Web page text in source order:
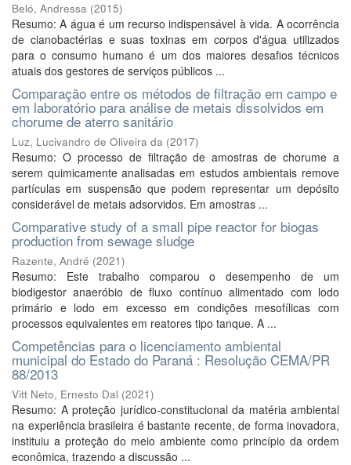
Beló, Andressa (2015)
Resumo: A água é um recurso indispensável à vida. A ocorrência
de cianobactérias e suas toxinas em corpos d'água utilizados
para o consumo humano é um dos maiores desafios técnicos
atuais dos gestores de serviços públicos ...
Comparação entre os métodos de filtração em campo e
em laboratório para análise de metais dissolvidos em
chorume de aterro sanitário
Luz, Lucivandro de Oliveira da (2017)
Resumo: O processo de filtração de amostras de chorume a
serem quimicamente analisadas em estudos ambientais remove
partículas em suspensão que podem representar um depósito
considerável de metais adsorvidos. Em amostras ...
Comparative study of a small pipe reactor for biogas
production from sewage sludge
Razente, André (2021)
Resumo: Este trabalho comparou o desempenho de um
biodigestor anaeróbio de fluxo contínuo alimentado com lodo
primário e lodo em excesso em condições mesofílicas com
processos equivalentes em reatores tipo tanque. A ...
Competências para o licenciamento ambiental
municipal do Estado do Paraná : Resolução CEMA/PR
88/2013
Vitt Neto, Ernesto Dal (2021)
Resumo: A proteção jurídico-constitucional da matéria ambiental
na experiência brasileira é bastante recente, de forma inovadora,
instituiu a proteção do meio ambiente como princípio da ordem
econômica, trazendo a discussão ...